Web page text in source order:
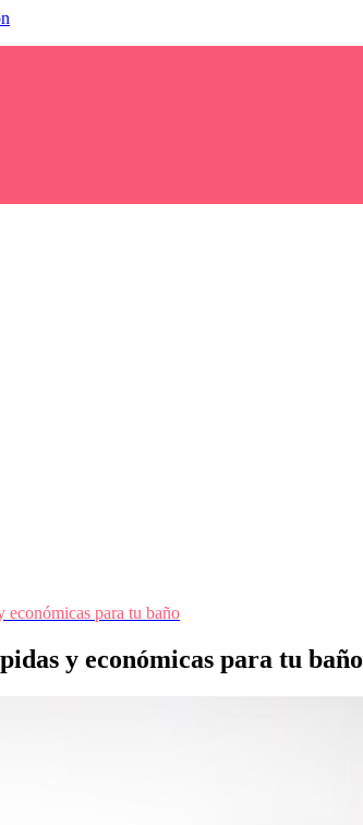
económicas para tu baño
y económicas para tu baño